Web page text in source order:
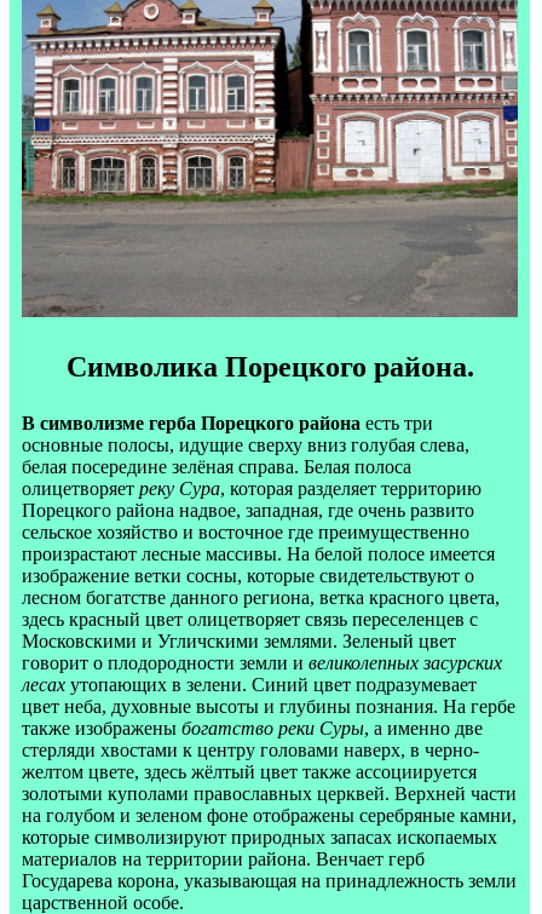
Символика Порецкого района.
В символизме герба Порецкого района есть три
основные полосы, идущие сверху вниз голубая слева,
белая посередине зелёная справа. Белая полоса
олицетворяет реку Сура, которая разделяет территорию
Порецкого района надвое, западная, где очень развито
сельское хозяйство и восточное где преимущественно
произрастают лесные массивы. На белой полосе имеется
изображение ветки сосны, которые свидетельствуют о
лесном богатстве данного региона, ветка красного цвета,
здесь красный цвет олицетворяет связь переселенцев с
Московскими и Угличскими землями. Зеленый цвет
говорит о плодородности земли и великолепных засурских
лесах утопающих в зелени. Синий цвет подразумевает
цвет неба, духовные высоты и глубины познания. На гербе
также изображены богатство реки Суры, а именно две
стерляди хвостами к центру головами наверх, в черно-
желтом цвете, здесь жёлтый цвет также ассоциируется
золотыми куполами православных церквей. Верхней части
на голубом и зеленом фоне отображены серебряные камни,
которые символизируют природных запасах ископаемых
материалов на территории района. Венчает герб
Государева корона, указывающая на принадлежность земли
царственной особе.